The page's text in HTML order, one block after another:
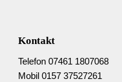
Kontakt
Telefon 07461 1807068
Mobil 0157 37527261